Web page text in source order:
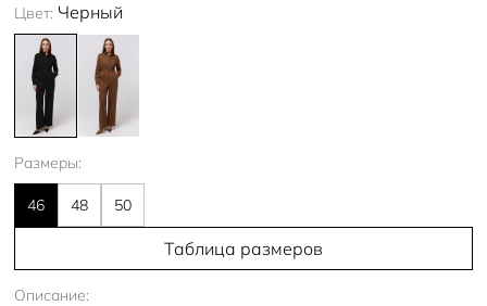
Цвет: Черный
Размеры:
46 48 50
Таблица размеров
Описание: